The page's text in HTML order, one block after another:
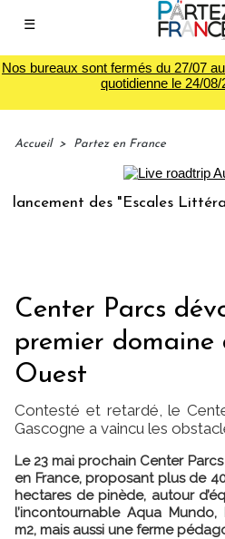
☰
Nos bureaux sont fermés du 27/07
quotidienne le 24/
Accueil > Partez en France
des "Escales Littéraires", la
Center Parcs
premier domaine
Ouest
Contesté et retardé, le
Gascogne a vaincu les
Le 23 mai prochain Center
en France, proposant plus de
hectares de pinède, autour
l’incontournable Aqua
m2, mais aussi une ferme